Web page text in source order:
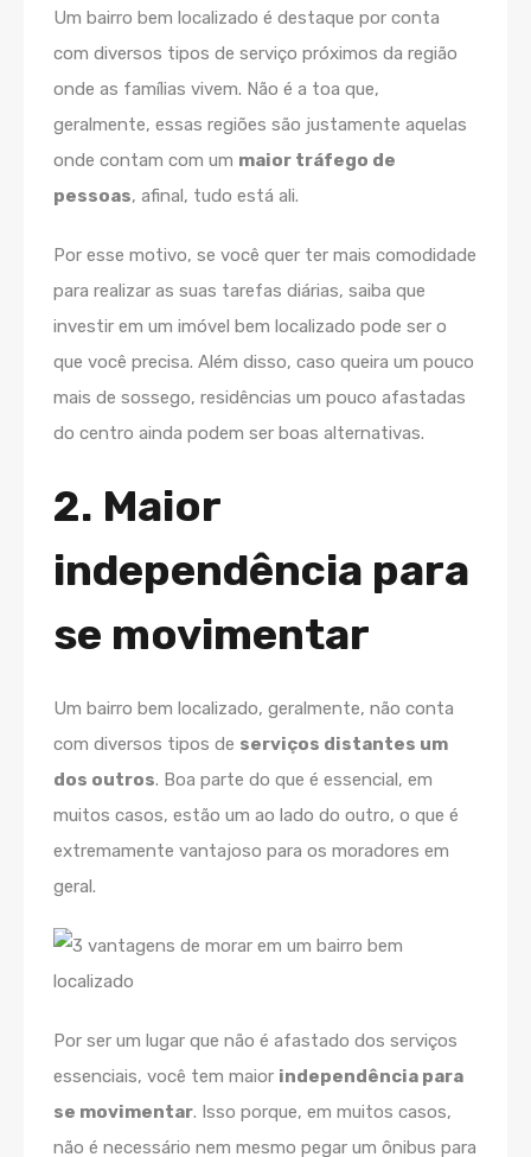
Um bairro bem localizado é destaque por conta
com diversos tipos de serviço próximos da região
onde as famílias vivem. Não é a toa que,
geralmente, essas regiões são justamente aquelas
onde contam com um maior tráfego de
pessoas, afinal, tudo está ali.
Por esse motivo, se você quer ter mais comodidade
para realizar as suas tarefas diárias, saiba que
investir em um imóvel bem localizado pode ser o
que você precisa. Além disso, caso queira um pouco
mais de sossego, residências um pouco afastadas
do centro ainda podem ser boas alternativas.
2. Maior
independência para
se movimentar
Um bairro bem localizado, geralmente, não conta
com diversos tipos de serviços distantes um
dos outros. Boa parte do que é essencial, em
muitos casos, estão um ao lado do outro, o que é
extremamente vantajoso para os moradores em
geral.
Por ser um lugar que não é afastado dos serviços
essenciais, você tem maior independência para
se movimentar. Isso porque, em muitos casos,
não é necessário nem mesmo pegar um ônibus para